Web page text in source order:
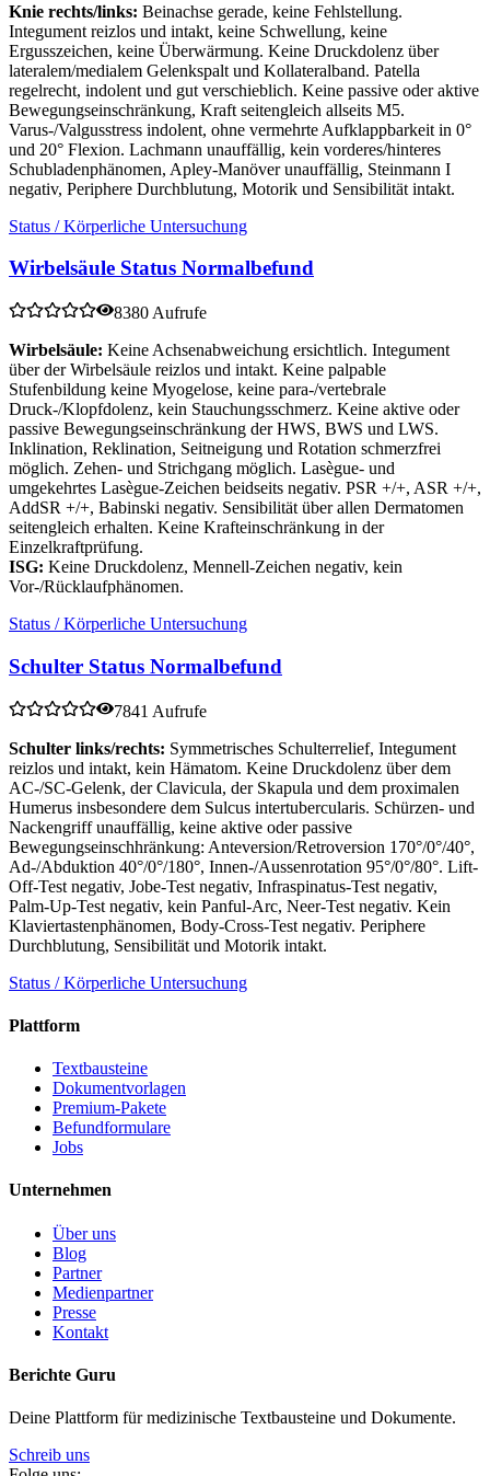
Knie rechts/links: Beinachse gerade, keine Fehlstellung.
Integument reizlos und intakt, keine Schwellung, keine
Ergusszeichen, keine Überwärmung. Keine Druckdolenz über
lateralem/medialem Gelenkspalt und Kollateralband. Patella
regelrecht, indolent und gut verschieblich. Keine passive oder aktive
Bewegungseinschränkung, Kraft seitengleich allseits M5.
Varus-/Valgusstress indolent, ohne vermehrte Aufklappbarkeit in 0°
und 20° Flexion. Lachmann unauffällig, kein vorderes/hinteres
Schubladenphänomen, Apley-Manöver unauffällig, Steinmann I
negativ, Periphere Durchblutung, Motorik und Sensibilität intakt.
Status / Körperliche Untersuchung
Wirbelsäule Status Normalbefund
8380 Aufrufe
Wirbelsäule: Keine Achsenabweichung ersichtlich. Integument
über der Wirbelsäule reizlos und intakt. Keine palpable
Stufenbildung keine Myogelose, keine para-/vertebrale
Druck-/Klopfdolenz, kein Stauchungsschmerz. Keine aktive oder
passive Bewegungseinschränkung der HWS, BWS und LWS.
Inklination, Reklination, Seitneigung und Rotation schmerzfrei
möglich. Zehen- und Strichgang möglich. Lasègue- und
umgekehrtes Lasègue-Zeichen beidseits negativ. PSR +/+, ASR +/+,
AddSR +/+, Babinski negativ. Sensibilität über allen Dermatomen
seitengleich erhalten. Keine Krafteinschränkung in der
Einzelkraftprüfung.
ISG: Keine Druckdolenz, Mennell-Zeichen negativ, kein
Vor-/Rücklaufphänomen.
Status / Körperliche Untersuchung
Schulter Status Normalbefund
7841 Aufrufe
Schulter links/rechts: Symmetrisches Schulterrelief, Integument
reizlos und intakt, kein Hämatom. Keine Druckdolenz über dem
AC-/SC-Gelenk, der Clavicula, der Skapula und dem proximalen
Humerus insbesondere dem Sulcus intertubercularis. Schürzen- und
Nackengriff unauffällig, keine aktive oder passive
Bewegungseinschhränkung: Anteversion/Retroversion 170°/0°/40°,
Ad-/Abduktion 40°/0°/180°, Innen-/Aussenrotation 95°/0°/80°. Lift-
Off-Test negativ, Jobe-Test negativ, Infraspinatus-Test negativ,
Palm-Up-Test negativ, kein Panful-Arc, Neer-Test negativ. Kein
Klaviertastenphänomen, Body-Cross-Test negativ. Periphere
Durchblutung, Sensibilität und Motorik intakt.
Status / Körperliche Untersuchung
Plattform
Textbausteine
Dokumentvorlagen
Premium-Pakete
Befundformulare
Jobs
Unternehmen
Über uns
Blog
Partner
Medienpartner
Presse
Kontakt
Berichte Guru
Deine Plattform für medizinische Textbausteine und Dokumente.
Schreib uns